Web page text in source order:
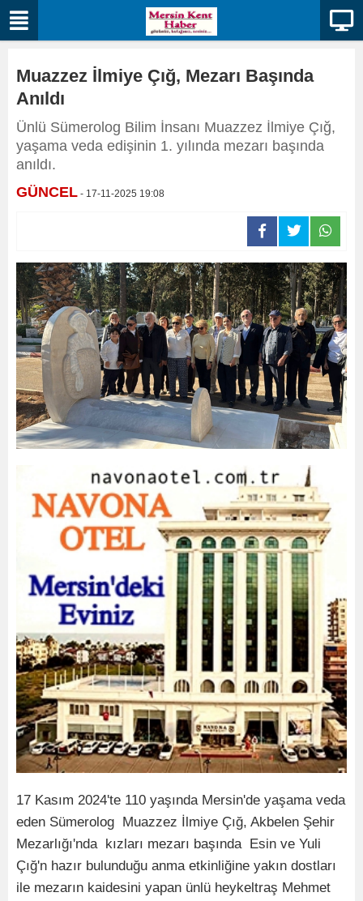
Muazzez İlmiye Çığ, Mezarı Başında
Anıldı
Ünlü Sümerolog Bilim İnsanı Muazzez İlmiye Çığ,
yaşama veda edişinin 1. yılında mezarı başında
anıldı.
GÜNCEL - 17-11-2025 19:08
17 Kasım 2024'te 110 yaşında Mersin'de yaşama veda
eden Sümerolog Muazzez İlmiye Çığ, Akbelen Şehir
Mezarlığı'nda kızları mezarı başında Esin ve Yuli
Çığ'n hazır bulunduğu anma etkinliğine yakın dostları
ile mezarın kaidesini yapan ünlü heykeltraş Mehmet